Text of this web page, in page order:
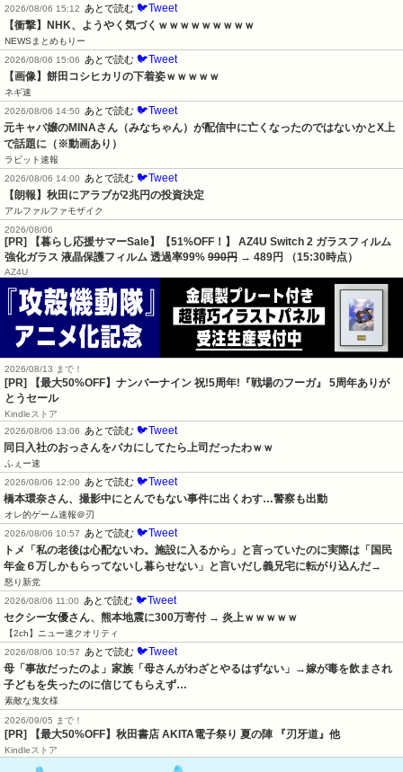
2026/08/06 15:12
あとで読む 🐦Tweet
【衝撃】NHK、ようやく気づくｗｗｗｗｗｗｗｗｗ
NEWSまとめもりー
2026/08/06 15:06
あとで読む 🐦Tweet
【画像】餅田コシヒカリの下着姿ｗｗｗｗｗ
ネギ速
2026/08/06 14:50
あとで読む 🐦Tweet
元キャバ嬢のMINAさん（みなちゃん）が配信中に亡くなったのではないかとX上
で話題に（※動画あり）
ラビット速報
2026/08/06 14:00
あとで読む 🐦Tweet
【朗報】秋田にアラブが2兆円の投資決定
アルファルファモザイク
2026/08/06
[PR] 【暮らし応援サマーSale】【51%OFF！】 AZ4U Switch 2 ガラスフィルム
強化ガラス 液晶保護フィルム 透過率99% 990円 → 489円 （15:30時点）
AZ4U
2026/08/13 まで！
[PR] 【最大50%OFF】ナンバーナイン 祝!5周年!『戦場のフーガ』 5周年ありが
とうセール
Kindleストア
2026/08/06 13:06
あとで読む 🐦Tweet
同日入社のおっさんをバカにしてたら上司だったわｗｗ
ふぇー速
2026/08/06 12:00
あとで読む 🐦Tweet
橋本環奈さん、撮影中にとんでもない事件に出くわす…警察も出動
オレ的ゲーム速報＠刃
2026/08/06 10:57
あとで読む 🐦Tweet
トメ「私の老後は心配ないわ。施設に入るから」と言っていたのに実際は「国民
年金６万しかもらってないし暮らせない」と言いだし義兄宅に転がり込んだ→
怒り新党
2026/08/06 11:00
あとで読む 🐦Tweet
セクシー女優さん、熊本地震に300万寄付 → 炎上ｗｗｗｗｗ
【2ch】ニュー速クオリティ
2026/08/06 10:57
あとで読む 🐦Tweet
母「事故だったのよ」家族「母さんがわざとやるはずない」→嫁が毒を飲まされ
子どもを失ったのに信じてもらえず…
素敵な鬼女様
2026/09/05 まで！
[PR] 【最大50%OFF】秋田書店 AKITA電子祭り 夏の陣 『刃牙道』他
Kindleストア